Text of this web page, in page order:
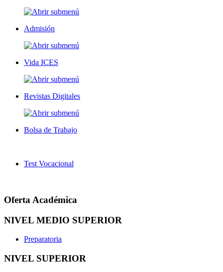
Admisión
Vida ICES
Revistas Digitales
Bolsa de Trabajo
Test Vocacional
Oferta Académica
NIVEL MEDIO SUPERIOR
Preparatoria
NIVEL SUPERIOR